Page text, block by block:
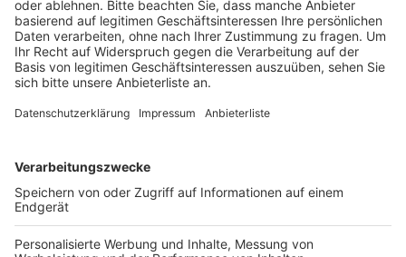
Anzeige
Wegen der Aufbauarbeit des Weinmarktes muss der
Platz vor dem Pulheimer Kultur- und Medienzentrum.
Anzeige